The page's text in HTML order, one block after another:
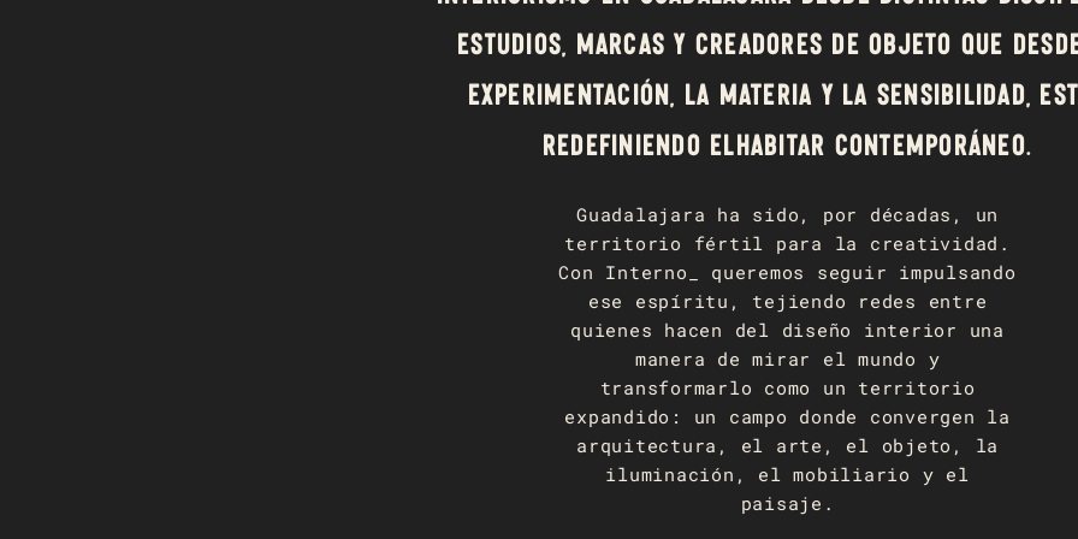
estudios, marcas y creadores de objeto que
experimentación, la materia y la sensibilidad,
redefiniendo elhabitar contemporáneo.
Guadalajara ha sido, por décadas, un
territorio fértil para la creatividad.
Con Interno_ queremos seguir impulsando
ese espíritu, tejiendo redes entre
quienes hacen del diseño interior una
manera de mirar el mundo y
transformarlo como un territorio
expandido: un campo donde convergen la
arquitectura, el arte, el objeto, la
iluminación, el mobiliario y el
paisaje.